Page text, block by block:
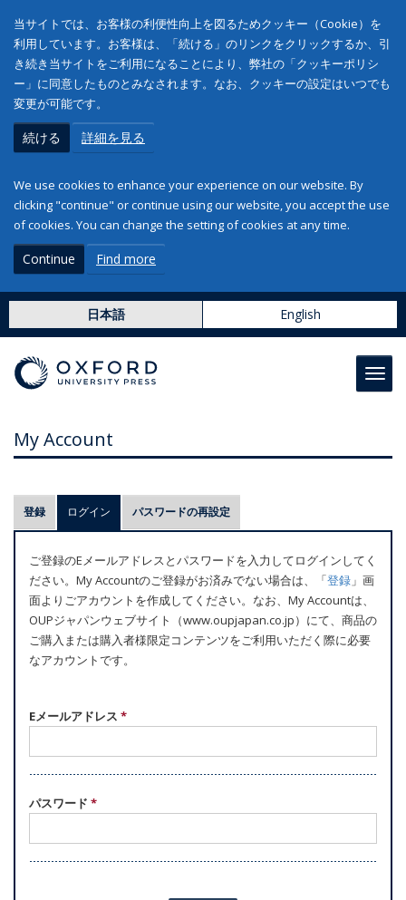
当サイトでは、お客様の利便性向上を図るためクッキー（Cookie）を
利用しています。お客様は、「続ける」のリンクをクリックするか、引
き続き当サイトをご利用になることにより、弊社の「クッキーポリシ
ー」に同意したものとみなされます。なお、クッキーの設定はいつでも
変更が可能です。
続ける 詳細を見る
We use cookies to enhance your experience on our website. By
clicking "continue" or continue using our website, you accept the use
of cookies. You can change the setting of cookies at any time.
Continue Find more
日本語 English
My Account
プ
ラ
マ
リ
ー
タ
ブ
登録 ログイン (アクティブなタブ)
パスワードの再設定
ご登録のEメールアドレスとパスワードを入力してログインしてく
ださい。My Accountのご登録がお済みでない場合は、「登録 」画
面よりごアカウントを作成してください。なお、My Accountは、
OUPジャパンウェブサイト（www.oupjapan.co.jp）にて、商品の
ご購入または購入者様限定コンテンツをご利用いただく際に必要
なアカウントです。
Eメールアドレス *
パスワード *